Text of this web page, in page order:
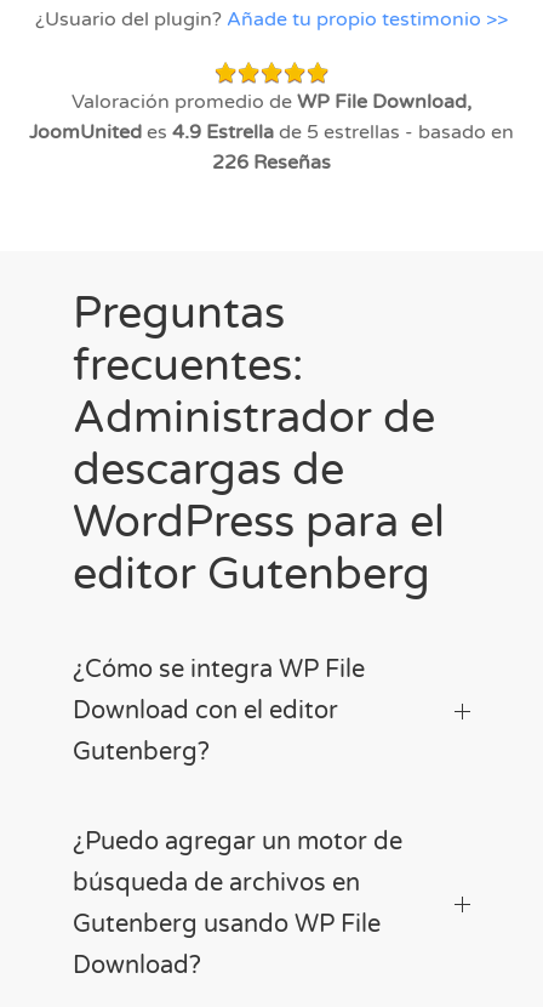
¿Usuario del plugin? Añade tu propio testimonio >>
Valoración promedio de WP File Download,
JoomUnited es 4.9 Estrella de 5 estrellas - basado en
226 Reseñas
Preguntas
frecuentes:
Administrador de
descargas de
WordPress para el
editor Gutenberg
¿Cómo se integra WP File
Download con el editor
Gutenberg?
¿Puedo agregar un motor de
búsqueda de archivos en
Gutenberg usando WP File
Download?